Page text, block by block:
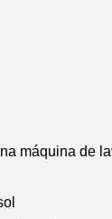
máquina de